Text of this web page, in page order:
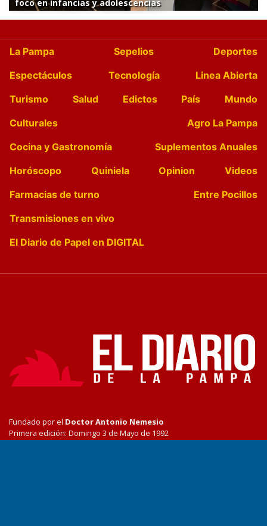
foco en infancias y adolescencias
La Pampa Sepelios
Deportes
Espectáculos
Tecnología
Linea Abierta
Turismo
Salud Edictos País
Mundo
Culturales
Agro La Pampa
Cocina y Gastronomía
Suplementos Anuales
Horóscopo
Quiniela Opinion
Videos
Farmacias de turno
Entre Pocillos
Transmisiones en vivo
El Diario de Papel en DIGITAL
Fundado por el Doctor Antonio Nemesio
Primera edición: Domingo 3 de Mayo de 1992